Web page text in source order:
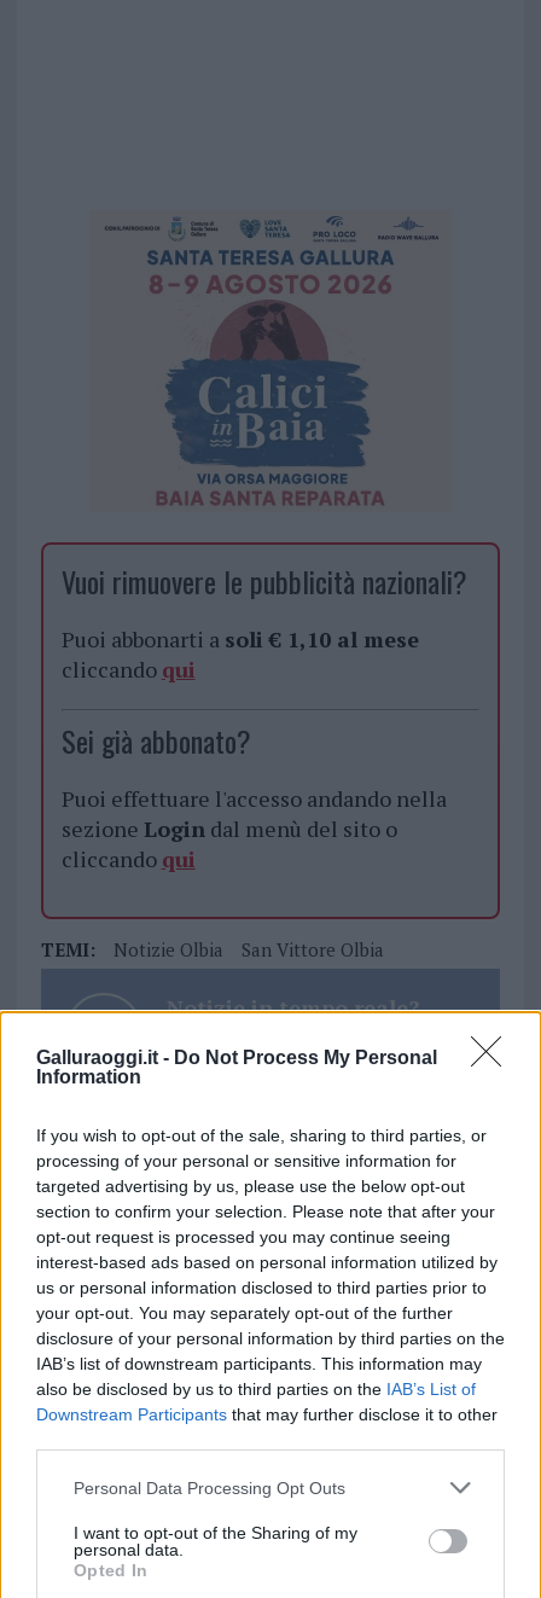
Galluraoggi.it - Do Not Process My Personal
Information
If you wish to opt-out of the sale, sharing to third parties, or
processing of your personal or sensitive information for
targeted advertising by us, please use the below opt-out
section to confirm your selection. Please note that after your
opt-out request is processed you may continue seeing
interest-based ads based on personal information utilized by
us or personal information disclosed to third parties prior to
your opt-out. You may separately opt-out of the further
disclosure of your personal information by third parties on the
IAB’s list of downstream participants. This information may
also be disclosed by us to third parties on the IAB’s List of
Downstream Participants that may further disclose it to other
Please note that this website/app uses one or more Google
not limited to your visit or usage behaviour. You may click to
grant or deny consent to Google and its third-party tags to
use your data for below specified purposes in below Google
Personal Data Processing Opt Outs
I want to opt-out of the Sharing of my
personal data.
Opted In
Vuoi rimuovere le pubblicità nazionali?
Puoi abbonarti a soli € 1,10 al mese
cliccando qui
Sei già abbonato?
Puoi effettuare l'accesso andando nella
sezione Logindal menù del sito o
cliccando qui
TEMI: Notizie Olbia San Vittore Olbia
Notizie in tempo reale?
GalluraOggi.it
Inviaci le tue segnalazioni,
i tuoi video e le tue foto
Su WhatsApp al numero +39
345 356 7512
Ricevi le nostre ultime news
daGoogle News
Condividi l'articolo